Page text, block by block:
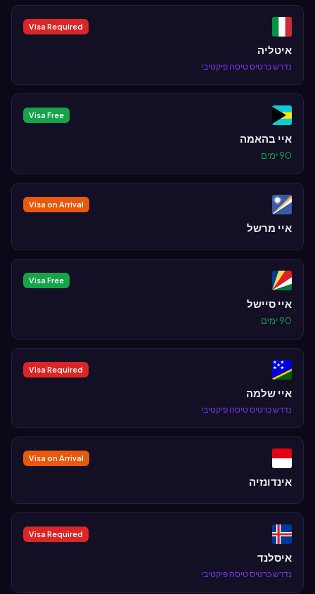
Visa Required
איטליה
נדרש כרטיס טיסה פיקטיבי
Visa Free
איי בהאמה
90 ימים
Visa on Arrival
איי מרשל
Visa Free
איי סיישל
90 ימים
Visa Required
איי שלמה
נדרש כרטיס טיסה פיקטיבי
Visa on Arrival
אינדונזיה
Visa Required
איסלנד
נדרש כרטיס טיסה פיקטיבי